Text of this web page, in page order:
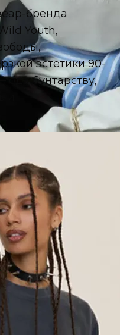
бренда
Youth,
эстетики 90-
ода бунтарству,
и